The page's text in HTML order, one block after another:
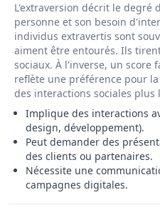
L'extraversion décrit le degré
personne et son besoin
individus extravertis sont
aiment être entourés. Ils
sociaux. À l'inverse, un score
reflète une préférence pour
des interactions sociales plus
Implique des interactions
design, développement).
Peut demander des
des clients ou partenaires.
Nécessite une
campagnes digitales.